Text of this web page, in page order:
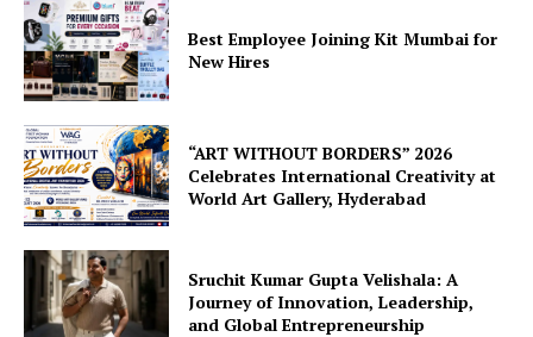
Best Employee Joining Kit Mumbai for
New Hires
“ART WITHOUT BORDERS” 2026
Celebrates International Creativity at
World Art Gallery, Hyderabad
Sruchit Kumar Gupta Velishala: A
Journey of Innovation, Leadership,
and Global Entrepreneurship